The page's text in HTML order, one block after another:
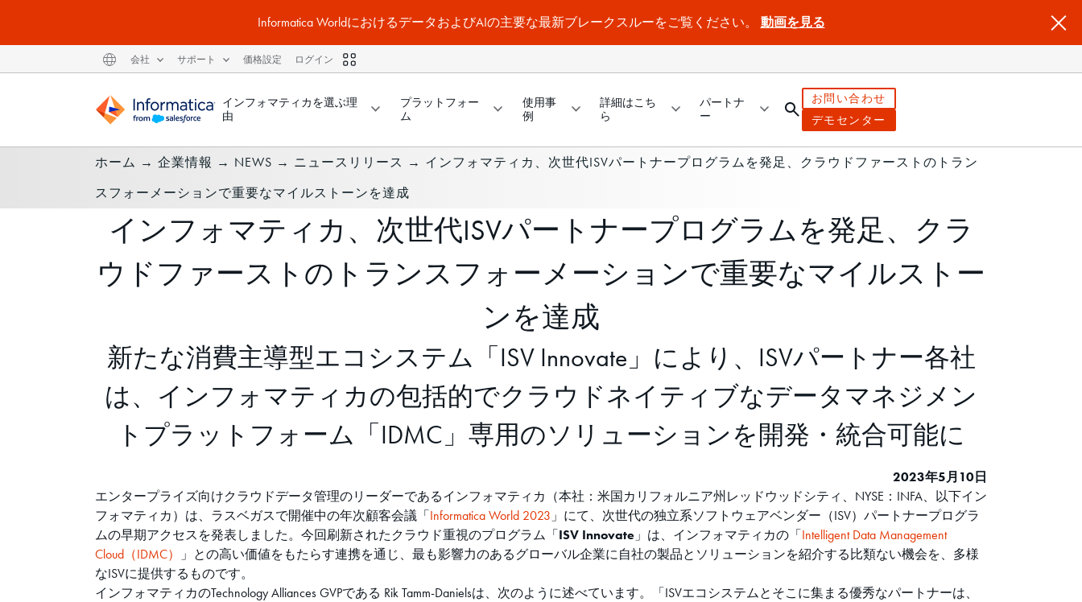
Informatica WorldにおけるデータおよびAIの主要な最新ブレークスルーをご覧ください。 動画を見る
インフォマティカを選ぶ理
由
プラットフォー
ム
使用事
例
詳細はこち
ら
パートナ
ー
お問い合わせ
デモセンター
会社 サポート 価格設定 ログイン
ホーム → 企業情報 → NEWS → ニュースリリース → インフォマティカ、次世代ISVパートナープログラムを発足、クラウドファーストのトラン
スフォーメーションで重要なマイルストーンを達成
インフォマティカ、次世代ISVパートナープログラムを発足、クラ
ウドファーストのトランスフォーメーションで重要なマイルストー
ンを達成
新たな消費主導型エコシステム「ISV Innovate」により、ISVパートナー各社
は、インフォマティカの包括的でクラウドネイティブなデータマネジメン
トプラットフォーム「IDMC」専用のソリューションを開発・統合可能に
2023年5月10日
エンタープライズ向けクラウドデータ管理のリーダーであるインフォマティカ（本社：米国カリフォルニア州レッドウッドシティ、NYSE：INFA、以下イン
フォマティカ）は、ラスベガスで開催中の年次顧客会議「Informatica World 2023 」にて、次世代の独立系ソフトウェアベンダー（ISV）パートナープログラ
ムの早期アクセスを発表しました。今回刷新されたクラウド重視のプログラム「ISV Innovate 」は、インフォマティカの「Intelligent Data Management
Cloud（IDMC）
」との高い価値をもたらす連携を通じ、最も影響力のあるグローバル企業に自社の製品とソリューションを紹介する比類ない機会を、多様
なISVに提供するものです。
インフォマティカのTechnology Alliances GVPである Rik Tamm-Danielsは、次のように述べています。「ISVエコシステムとそこに集まる優秀なパートナーは、